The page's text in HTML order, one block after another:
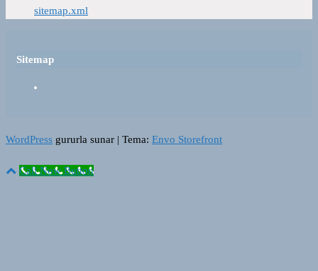
sitemap.xml
Sitemap
WordPress gururla sunar | Tema: Envo Storefront
Call Now Button